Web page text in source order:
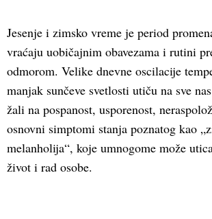
Jesenje i zimsko vreme je period
vraćaju uobičajnim obavezama i rutini
odmorom. Velike dnevne oscilacije
manjak sunčeve svetlosti utiču na sve
žali na pospanost, usporenost,
osnovni simptomi stanja poznatog kao
melanholija“, koje umnogome može
život i rad osobe.